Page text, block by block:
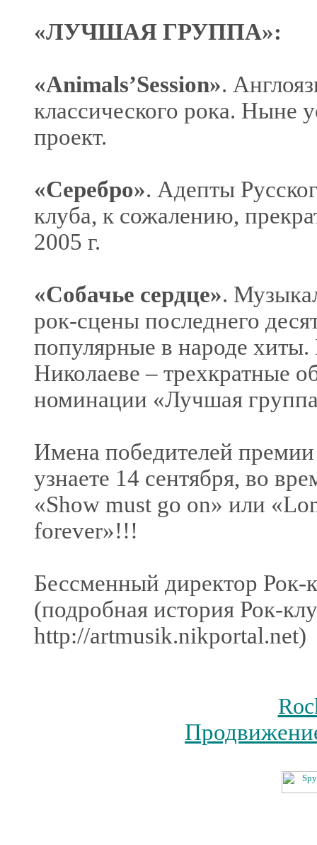
«ЛУЧШАЯ ГРУППА»:
«Animals’Session».
классического рока. Ныне
проект.
«Серебро». Адепты
клуба, к сожалению,
2005 г.
«Собачье сердце».
рок-сцены последнего
популярные в народе хиты.
Николаеве – трехкратные
номинации «Лучшая
Имена победителей
узнаете 14 сентября, во
«Show must go on» или
forever»!!!
Бессменный директор
(подробная история Рок-
http://artmusik.nikportal.net)